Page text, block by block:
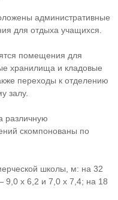
административные
для отдыха учащихся.
помещения для
хранилища и кладовые
переходы к отделению
залу.
различную
скомпонованы по
школы, м: на 32
9,0 х 6,2 и 7,0 х 7,4; на 18